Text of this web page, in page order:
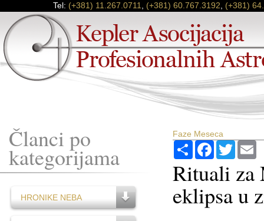
Tel: (+381) 11.267.0711 (+381) 60.767.3192 (+381)
Članci po
kategorijama
HRONIKE NEBA
Faze Meseca
PodijeliFacebook
Twitter
Rituali za
eklipsa u